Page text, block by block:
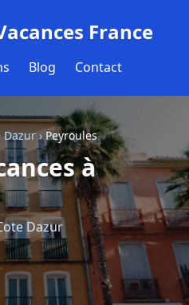
France
Blog Contact
Dazur›Peyroules
à
Dazur